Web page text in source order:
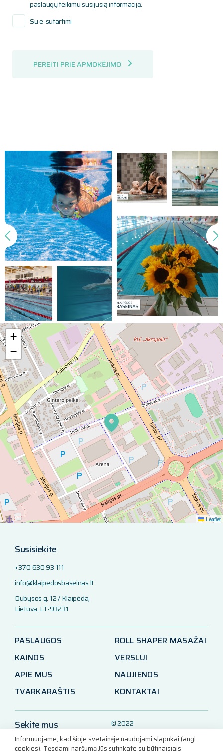
paslaugų teikimu susijusią informaciją.
Su e-sutartimi
PEREITI PRIE APMOKĖJIMO
Susisiekite
+370 630 93 111
info@klaipedosbaseinas.lt
Dubysos g. 12 / Klaipėda,
Lietuva, LT-93231
PASLAUGOS
KAINOS
APIE MUS
TVARKARAŠTIS
ROLL SHAPER MASAŽAI
VERSLUI
NAUJIENOS
KONTAKTAI
Sekite mus
LinkedIn
© 2022
Klaipėdos baseinas
+
−
Leaflet
Informuojame, kad šioje svetainėje naudojami slapukai (angl.
cookies). Tęsdami naršymą Jūs sutinkate su būtinaisiais